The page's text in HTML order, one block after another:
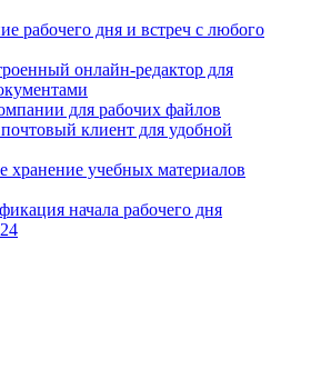
рабочего дня и встреч с любого
онлайн-редактор для
для рабочих файлов
клиент для удобной
хранение учебных материалов
начала рабочего дня